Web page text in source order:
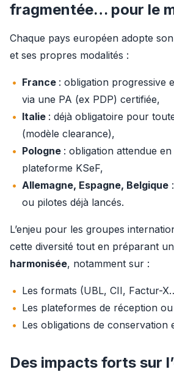
fragmentée… pour le
Chaque pays européen adopte
et ses propres modalités :
France : obligation progressive
via une PA (ex PDP) certifiée,
Italie : déjà obligatoire pour
(modèle clearance),
Pologne : obligation attendue
plateforme KSeF,
Allemagne, Espagne, Belgique
ou pilotes déjà lancés.
L’enjeu pour les groupes
cette diversité tout en préparant
harmonisée, notamment sur :
Les formats (UBL, CII, Factur-
Les plateformes de réception ou
Les obligations de conservation
Des impacts forts sur